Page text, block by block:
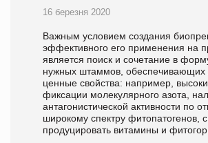
16 березня 2020
Важным условием создания
эффективного его применения на
является поиск и сочетание в
нужных штаммов, обеспечивающих
ценные свойства: например,
фиксации молекулярного азота,
антагонистической активности по
широкому спектру фитопатогенов,
продуцировать витамины и